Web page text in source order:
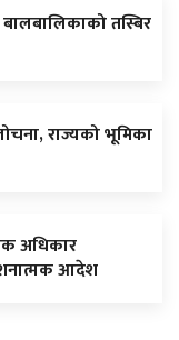
तस्बिर
राज्यको भूमिका
अधिकार
आदेश